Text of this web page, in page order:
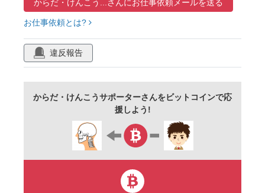
からだ・けんこう...さんにお仕事依頼メールを送る
お仕事依頼とは?
違反報告
からだ・けんこうサポーターさんをビットコインで応
援しよう!